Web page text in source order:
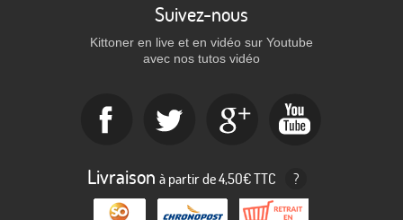
Suivez-nous
Kittoner en live et en vidéo sur Youtube
avec nos tutos vidéo
Livraison à partir de 4,50€ TTC ?